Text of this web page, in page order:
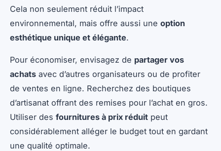
Cela non seulement réduit l’impact
environnemental, mais offre aussi une option
esthétique unique et élégante.
Pour économiser, envisagez de partager vos
achats avec d’autres organisateurs ou de profiter
de ventes en ligne. Recherchez des boutiques
d’artisanat offrant des remises pour l’achat en gros.
Utiliser des fournitures à prix réduit peut
considérablement alléger le budget tout en gardant
une qualité optimale.